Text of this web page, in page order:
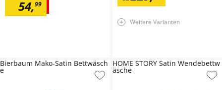
54,99
Weitere Varianten
Bierbaum Mako-Satin Bettwäsch
e
HOME STORY Satin Wendebettw
äsche